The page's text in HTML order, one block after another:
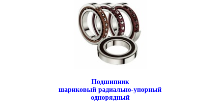
Подшипник
шариковый радиально-упорный
однорядный